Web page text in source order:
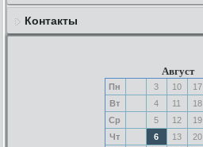
Контакты
Август
Пн 3 10 17
Вт
4 11 18
Ср
5 12 19
Чт
6 13 20